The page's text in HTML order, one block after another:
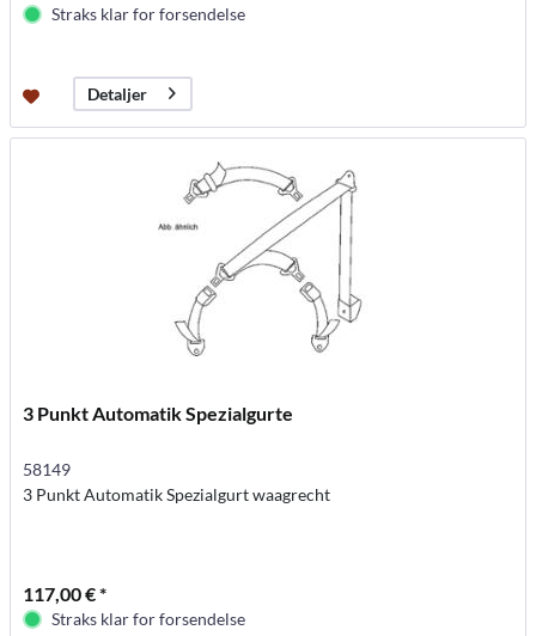
Straks klar for forsendelse
Detaljer
3 Punkt Automatik Spezialgurte
58149
3 Punkt Automatik Spezialgurt waagrecht
117,00 € *
Straks klar for forsendelse